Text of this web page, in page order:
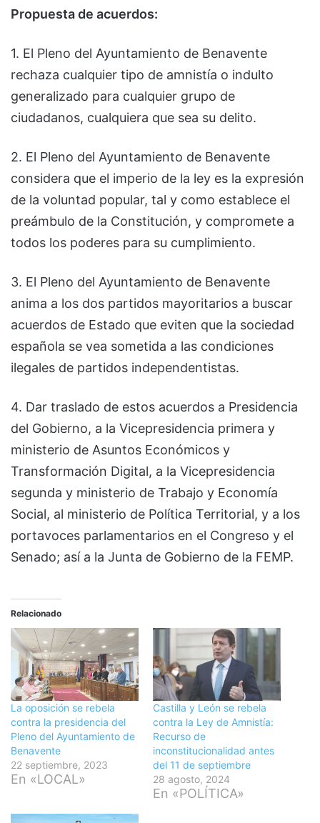
Propuesta de acuerdos:
1. El Pleno del Ayuntamiento de Benavente
rechaza cualquier tipo de amnistía o indulto
generalizado para cualquier grupo de
ciudadanos, cualquiera que sea su delito.
2. El Pleno del Ayuntamiento de Benavente
considera que el imperio de la ley es la expresión
de la voluntad popular, tal y como establece el
preámbulo de la Constitución, y compromete a
todos los poderes para su cumplimiento.
3. El Pleno del Ayuntamiento de Benavente
anima a los dos partidos mayoritarios a buscar
acuerdos de Estado que eviten que la sociedad
española se vea sometida a las condiciones
ilegales de partidos independentistas.
4. Dar traslado de estos acuerdos a Presidencia
del Gobierno, a la Vicepresidencia primera y
ministerio de Asuntos Económicos y
Transformación Digital, a la Vicepresidencia
segunda y ministerio de Trabajo y Economía
Social, al ministerio de Política Territorial, y a los
portavoces parlamentarios en el Congreso y el
Senado; así a la Junta de Gobierno de la FEMP.
Relacionado
La oposición se rebela
contra la presidencia del
Pleno del Ayuntamiento de
Benavente
22 septiembre, 2023
En «LOCAL»
Castilla y León se rebela
contra la Ley de Amnistía:
Recurso de
inconstitucionalidad antes
del 11 de septiembre
28 agosto, 2024
En «POLÍTICA»